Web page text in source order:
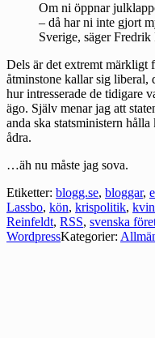
Om ni öppnar
– då har ni inte gjort
Sverige, säger
Dels är det extremt märkligt
åtminstone kallar sig liberal,
hur intresserade de tidigare
ägo. Själv menar jag att
anda ska statsministern
ådra.
…äh nu måste jag sova.
Etiketter: blogg.se, bloggar,
Lassbo, kön, krispolitik,
Reinfeldt, RSS, svenska
WordpressKategorier: